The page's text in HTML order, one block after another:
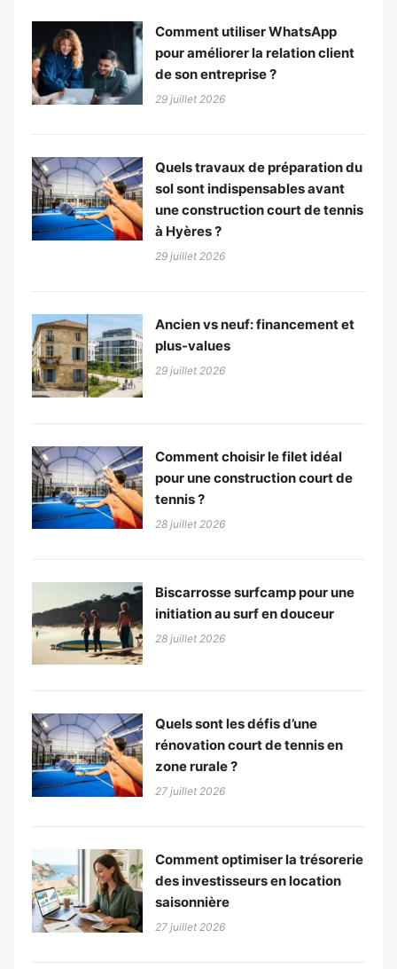
Comment utiliser WhatsApp
pour améliorer la relation client
de son entreprise ?
29 juillet 2026
Quels travaux de préparation du
sol sont indispensables avant
une construction court de tennis
à Hyères ?
29 juillet 2026
Ancien vs neuf: financement et
plus-values
29 juillet 2026
Comment choisir le filet idéal
pour une construction court de
tennis ?
28 juillet 2026
Biscarrosse surfcamp pour une
initiation au surf en douceur
28 juillet 2026
Quels sont les défis d’une
rénovation court de tennis en
zone rurale ?
27 juillet 2026
Comment optimiser la trésorerie
des investisseurs en location
saisonnière
27 juillet 2026